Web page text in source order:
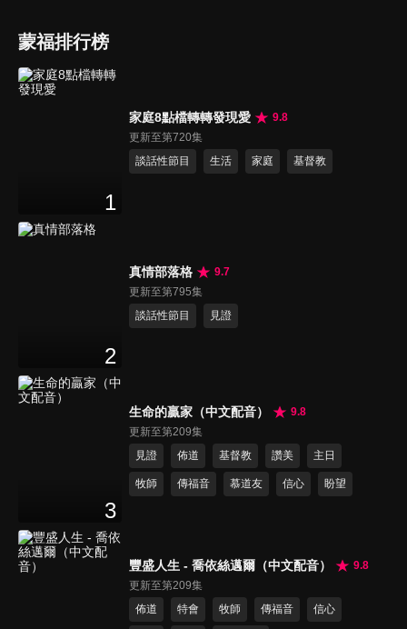
蒙福排行榜
1
家庭8點檔轉轉發現愛
9.8
更新至第720集
談話性節目
生活 家庭 基督教
2
真情部落格
9.7
更新至第795集
談話性節目
見證
3
生命的贏家（中文配音）
9.8
更新至第209集
見證
佈道 基督教 讚美 主日
牧師 傳福音 慕道友 信心 盼望
豐盛人生 - 喬依絲邁爾（中文配音）
9.8
更新至第209集
佈道
特會 牧師 傳福音 信心